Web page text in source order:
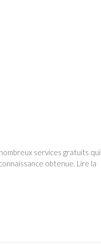
services gratuits qui
obtenue. Lire la